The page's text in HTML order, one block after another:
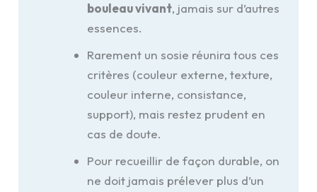
bouleau vivant, jamais sur d’autres
essences.
Rarement un sosie réunira tous ces
critères (couleur externe, texture,
couleur interne, consistance,
support), mais restez prudent en
cas de doute.
Pour recueillir de façon durable, on
ne doit jamais prélever plus d’un